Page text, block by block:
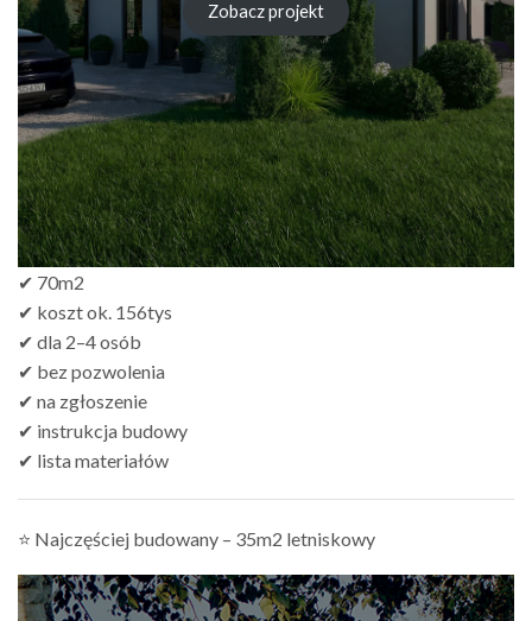
Zobacz projekt
✔ 70m2
✔ koszt ok. 156tys
✔ dla 2–4 osób
✔ bez pozwolenia
✔ na zgłoszenie
✔ instrukcja budowy
✔ lista materiałów
⭐ Najczęściej budowany – 35m2 letniskowy